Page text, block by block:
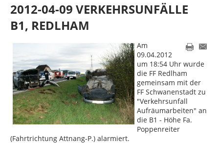
2012-04-09 VERKEHRSUNFÄLLE
B1, REDLHAM
Am
09.04.2012
um 18:54 Uhr wurde
die FF Redlham
gemeinsam mit der
FF Schwanenstadt zu
"Verkehrsunfall
Aufräumarbeiten" an
die B1 - Höhe Fa.
Poppenreiter
(Fahrtrichtung Attnang-P.) alarmiert.